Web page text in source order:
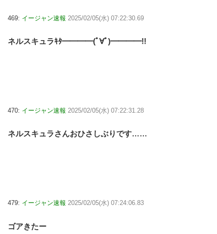
469: イージャン速報 2025/02/05(水) 07:22:30.69
ネルスキュラｷﾀ━━━━(ﾟ∀ﾟ)━━━━!!
470: イージャン速報 2025/02/05(水) 07:22:31.28
ネルスキュラさんおひさしぶりです……
479: イージャン速報 2025/02/05(水) 07:24:06.83
ゴアきたー